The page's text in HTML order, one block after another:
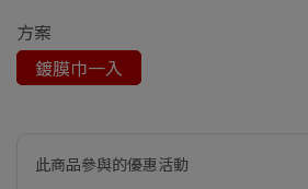
方案
鍍膜巾一入
此商品參與的優惠活動